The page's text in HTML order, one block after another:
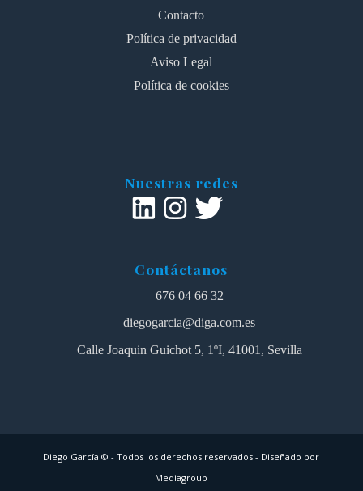
Contacto
Política de privacidad
Aviso Legal
Política de cookies
Nuestras redes
Contáctanos
676 04 66 32
diegogarcia@diga.com.es
Calle Joaquin Guichot 5, 1ºI, 41001, Sevilla
Diego García © - Todos los derechos reservados - Diseñado por
Mediagroup